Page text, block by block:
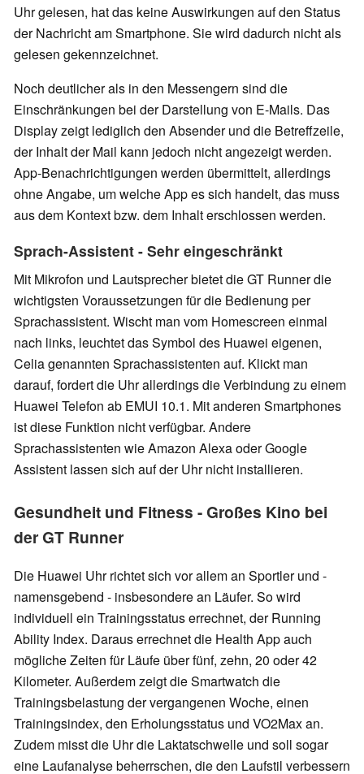
Uhr gelesen, hat das keine Auswirkungen auf den Status
der Nachricht am Smartphone. Sie wird dadurch nicht als
gelesen gekennzeichnet.
Noch deutlicher als in den Messengern sind die
Einschränkungen bei der Darstellung von E-Mails. Das
Display zeigt lediglich den Absender und die Betreffzeile,
der Inhalt der Mail kann jedoch nicht angezeigt werden.
App-Benachrichtigungen werden übermittelt, allerdings
ohne Angabe, um welche App es sich handelt, das muss
aus dem Kontext bzw. dem Inhalt erschlossen werden.
Sprach-Assistent - Sehr eingeschränkt
Mit Mikrofon und Lautsprecher bietet die GT Runner die
wichtigsten Voraussetzungen für die Bedienung per
Sprachassistent. Wischt man vom Homescreen einmal
nach links, leuchtet das Symbol des Huawei eigenen,
Celia genannten Sprachassistenten auf. Klickt man
darauf, fordert die Uhr allerdings die Verbindung zu einem
Huawei Telefon ab EMUI 10.1. Mit anderen Smartphones
ist diese Funktion nicht verfügbar. Andere
Sprachassistenten wie Amazon Alexa oder Google
Assistent lassen sich auf der Uhr nicht installieren.
Gesundheit und Fitness - Großes Kino bei
der GT Runner
Die Huawei Uhr richtet sich vor allem an Sportler und -
namensgebend - insbesondere an Läufer. So wird
individuell ein Trainingsstatus errechnet, der Running
Ability Index. Daraus errechnet die Health App auch
mögliche Zeiten für Läufe über fünf, zehn, 20 oder 42
Kilometer. Außerdem zeigt die Smartwatch die
Trainingsbelastung der vergangenen Woche, einen
Trainingsindex, den Erholungsstatus und VO2Max an.
Zudem misst die Uhr die Laktatschwelle und soll sogar
eine Laufanalyse beherrschen, die den Laufstil verbessern